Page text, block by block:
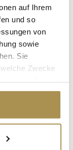
auf Ihrem
und so
von
sowie
Sie
Zwecke
das Privacy
Lage